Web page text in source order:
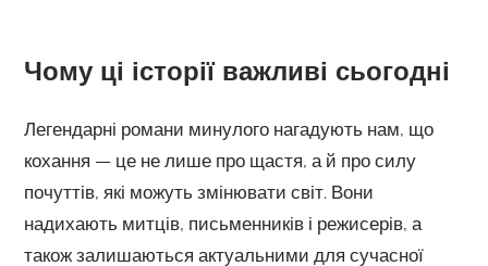
Чому ці історії важливі сьогодні
Легендарні романи минулого нагадують нам, що
кохання — це не лише про щастя, а й про силу
почуттів, які можуть змінювати світ. Вони
надихають митців, письменників і режисерів, а
також залишаються актуальними для сучасної